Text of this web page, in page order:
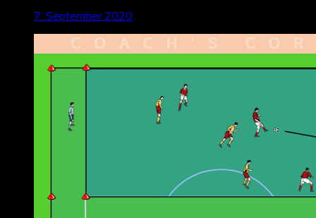
7. September 2020